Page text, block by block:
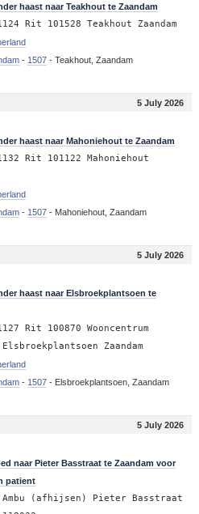
haast naar Teakhout te Zaandam
Rit 101528 Teakhout Zaandam
- 1507- Teakhout, Zaandam
5 July 2026
haast naar Mahoniehout te Zaandam
Rit 101122 Mahoniehout
- 1507- Mahoniehout, Zaandam
5 July 2026
haast naar Elsbroekplantsoen te
Rit 100870 Wooncentrum
Zaandam
- 1507- Elsbroekplantsoen, Zaandam
5 July 2026
naar Pieter Basstraat te Zaandam voor
patient
Ambu (afhijsen) Pieter Basstraat